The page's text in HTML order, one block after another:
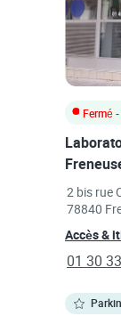
Fermé
2 bis rue
78840
Link
Accès &
phone
01 30